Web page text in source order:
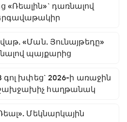
«Ռեալին»` դառնալով
«Ման. Յունայթեդը»
պայքարից
խփեց` 2026-ի առաջին
հաղթանակ
Մեկնարկային